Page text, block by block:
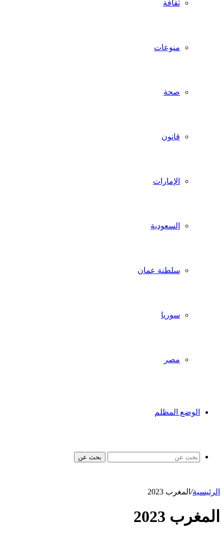
ثقافة
منوعات
صحة
قانون
الإمارات
السعودية
سلطنة عمان
سوريا
مصر
الوضع المظلم
بحث عن
الرئيسية/ المغرب 2023
المغرب 2023